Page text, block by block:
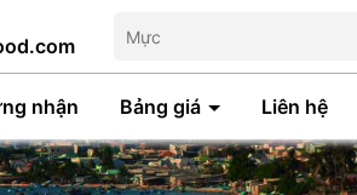
nhận Bảng giá Liên hệ